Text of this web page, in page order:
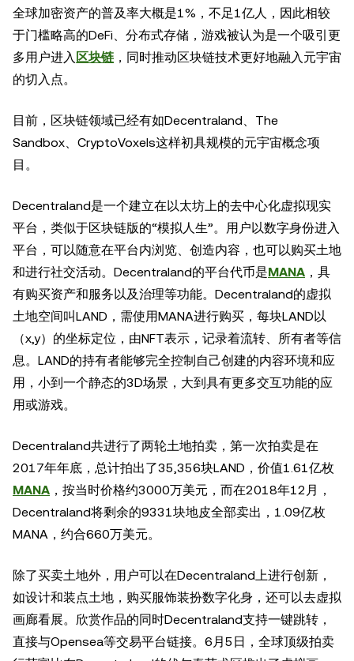
全球加密资产的普及率大概是1%，不足1亿人，因此相较
于门槛略高的DeFi、分布式存储，游戏被认为是一个吸引更
多用户进入 区块链 ，同时推动区块链技术更好地融入元宇宙
的切入点。
目前，区块链领域已经有如Decentraland、The
Sandbox、CryptoVoxels这样初具规模的元宇宙概念项
目。
Decentraland是一个建立在以太坊上的去中心化虚拟现实
平台，类似于区块链版的“模拟人生”。用户以数字身份进入
平台，可以随意在平台内浏览、创造内容，也可以购买土地
和进行社交活动。Decentraland的平台代币是MANA ，具
有购买资产和服务以及治理等功能。Decentraland的虚拟
土地空间叫LAND，需使用MANA进行购买，每块LAND以
（x,y）的坐标定位，由NFT表示，记录着流转、所有者等信
息。LAND的持有者能够完全控制自己创建的内容环境和应
用，小到一个静态的3D场景，大到具有更多交互功能的应
用或游戏。
Decentraland共进行了两轮土地拍卖，第一次拍卖是在
2017年年底，总计拍出了35,356块LAND，价值1.61亿枚
MANA ，按当时价格约3000万美元，而在2018年12月，
Decentraland将剩余的9331块地皮全部卖出，1.09亿枚
MANA，约合660万美元。
除了买卖土地外，用户可以在Decentraland上进行创新，
如设计和装点土地，购买服饰装扮数字化身，还可以去虚拟
画廊看展。欣赏作品的同时Decentraland支持一键跳转，
直接与Opensea等交易平台链接。6月5日，全球顶级拍卖